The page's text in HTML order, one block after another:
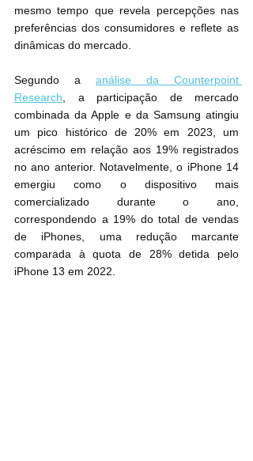
mesmo tempo que revela percepções nas
preferências dos consumidores e reflete as
dinâmicas do mercado.
Segundo a análise da Counterpoint
Research , a participação de mercado
combinada da Apple e da Samsung atingiu
um pico histórico de 20% em 2023, um
acréscimo em relação aos 19% registrados
no ano anterior. Notavelmente, o iPhone 14
emergiu como o dispositivo mais
comercializado durante o ano,
correspondendo a 19% do total de vendas
de iPhones, uma redução marcante
comparada à quota de 28% detida pelo
iPhone 13 em 2022.